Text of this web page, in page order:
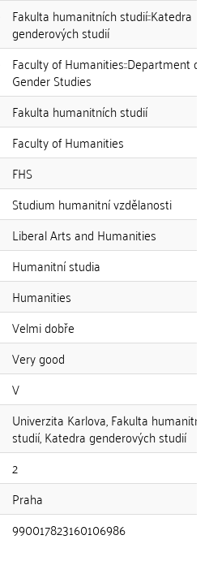
Fakulta humanitních studií::Katedra
genderových studií
Faculty of Humanities::Department of
Gender Studies
Fakulta humanitních studií
Faculty of Humanities
FHS
Studium humanitní vzdělanosti
Liberal Arts and Humanities
Humanitní studia
Humanities
Velmi dobře
Very good
V
Univerzita Karlova, Fakulta
studií, Katedra genderových studií
2
Praha
990017823160106986